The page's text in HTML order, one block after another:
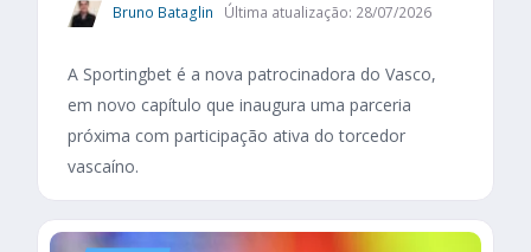
Bruno Bataglin Última atualização: 28/07/2026
A Sportingbet é a nova patrocinadora do Vasco,
em novo capítulo que inaugura uma parceria
próxima com participação ativa do torcedor
vascaíno.